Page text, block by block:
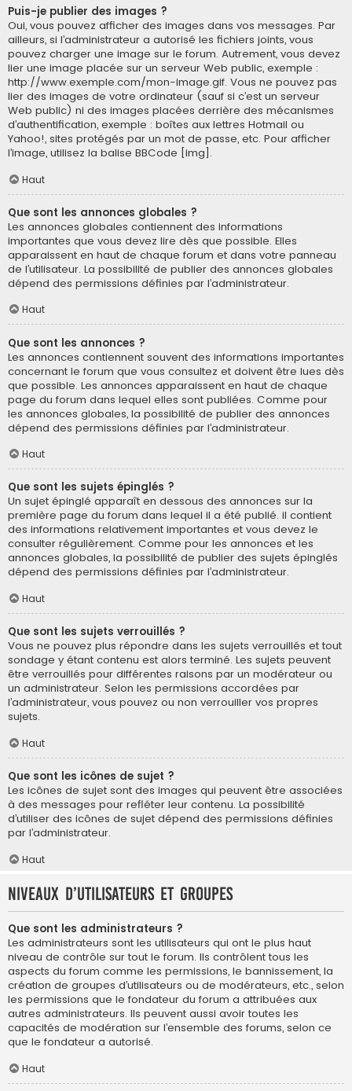
Puis-je publier des images ?
Oui, vous pouvez afficher des images dans vos messages. Par
ailleurs, si l’administrateur a autorisé les fichiers joints, vous
pouvez charger une image sur le forum. Autrement, vous devez
lier une image placée sur un serveur Web public, exemple :
http://www.exemple.com/mon-image.gif. Vous ne pouvez pas
lier des images de votre ordinateur (sauf si c’est un serveur
Web public) ni des images placées derrière des mécanismes
d’authentification, exemple : boîtes aux lettres Hotmail ou
Yahoo!, sites protégés par un mot de passe, etc. Pour afficher
l’image, utilisez la balise BBCode [img].
Haut
Que sont les annonces globales ?
Les annonces globales contiennent des informations
importantes que vous devez lire dès que possible. Elles
apparaissent en haut de chaque forum et dans votre panneau
de l’utilisateur. La possibilité de publier des annonces globales
dépend des permissions définies par l’administrateur.
Haut
Que sont les annonces ?
Les annonces contiennent souvent des informations importantes
concernant le forum que vous consultez et doivent être lues dès
que possible. Les annonces apparaissent en haut de chaque
page du forum dans lequel elles sont publiées. Comme pour
les annonces globales, la possibilité de publier des annonces
dépend des permissions définies par l’administrateur.
Haut
Que sont les sujets épinglés ?
Un sujet épinglé apparaît en dessous des annonces sur la
première page du forum dans lequel il a été publié. il contient
des informations relativement importantes et vous devez le
consulter régulièrement. Comme pour les annonces et les
annonces globales, la possibilité de publier des sujets épinglés
dépend des permissions définies par l’administrateur.
Haut
Que sont les sujets verrouillés ?
Vous ne pouvez plus répondre dans les sujets verrouillés et tout
sondage y étant contenu est alors terminé. Les sujets peuvent
être verrouillés pour différentes raisons par un modérateur ou
un administrateur. Selon les permissions accordées par
l’administrateur, vous pouvez ou non verrouiller vos propres
sujets.
Haut
Que sont les icônes de sujet ?
Les icônes de sujet sont des images qui peuvent être associées
à des messages pour refléter leur contenu. La possibilité
d’utiliser des icônes de sujet dépend des permissions définies
par l’administrateur.
Haut
Niveaux d’utilisateurs et groupes
Que sont les administrateurs ?
Les administrateurs sont les utilisateurs qui ont le plus haut
niveau de contrôle sur tout le forum. Ils contrôlent tous les
aspects du forum comme les permissions, le bannissement, la
création de groupes d’utilisateurs ou de modérateurs, etc., selon
les permissions que le fondateur du forum a attribuées aux
autres administrateurs. Ils peuvent aussi avoir toutes les
capacités de modération sur l’ensemble des forums, selon ce
que le fondateur a autorisé.
Haut